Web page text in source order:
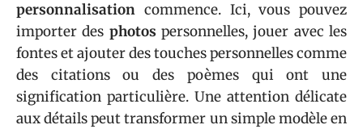
personnalisation commence. Ici, vous pouvez
importer des photos personnelles, jouer avec les
fontes et ajouter des touches personnelles comme
des citations ou des poèmes qui ont une
signification particulière. Une attention délicate
aux détails peut transformer un simple modèle en